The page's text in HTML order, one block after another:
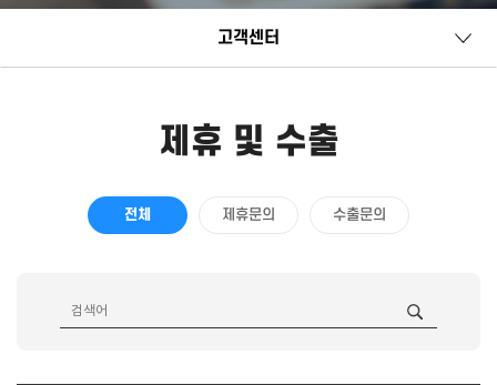
고객센터
제휴 및 수출
전체 제휴문의 수출문의